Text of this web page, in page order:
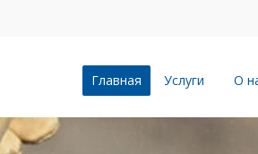
Главная Услуги О